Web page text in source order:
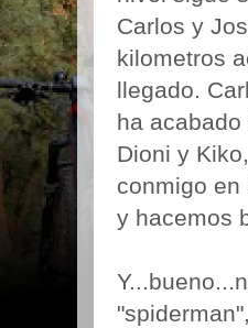
Carlos y
kilometros
llegado.
ha
Dioni y
conmigo
y hacemos